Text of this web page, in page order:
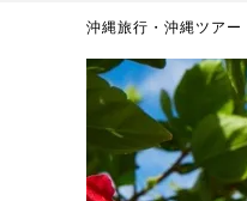
沖縄旅行・沖縄ツアー